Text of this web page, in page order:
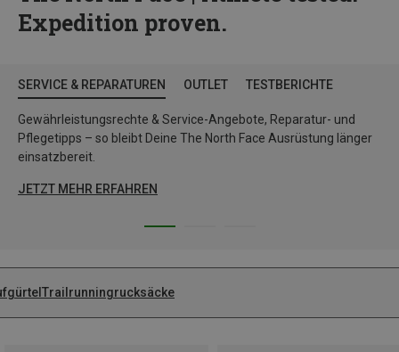
Expedition proven.
SERVICE & REPARATUREN OUTLET TESTBERICHTE
Gewährleistungsrechte & Service-Angebote, Reparatur- und
Pflegetipps – so bleibt Deine The North Face Ausrüstung länger
einsatzbereit.
JETZT MEHR ERFAHREN
Trailrunningrucksäcke